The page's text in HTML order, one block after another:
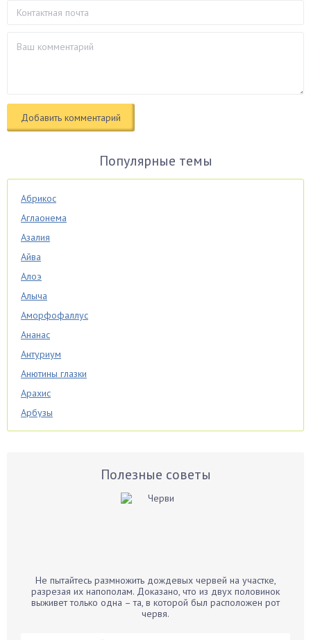
Популярные темы
Абрикос
Аглаонема
Азалия
Айва
Алоэ
Алыча
Аморфофаллус
Ананас
Антуриум
Анютины глазки
Арахис
Арбузы
Аспарагус
Бархатцы
Бегония
Полезные советы
Не пытайтесь размножить дождевых червей на участке,
разрезая их напополам. Доказано, что из двух половинок
выживет только одна – та, в которой был расположен рот
червя.